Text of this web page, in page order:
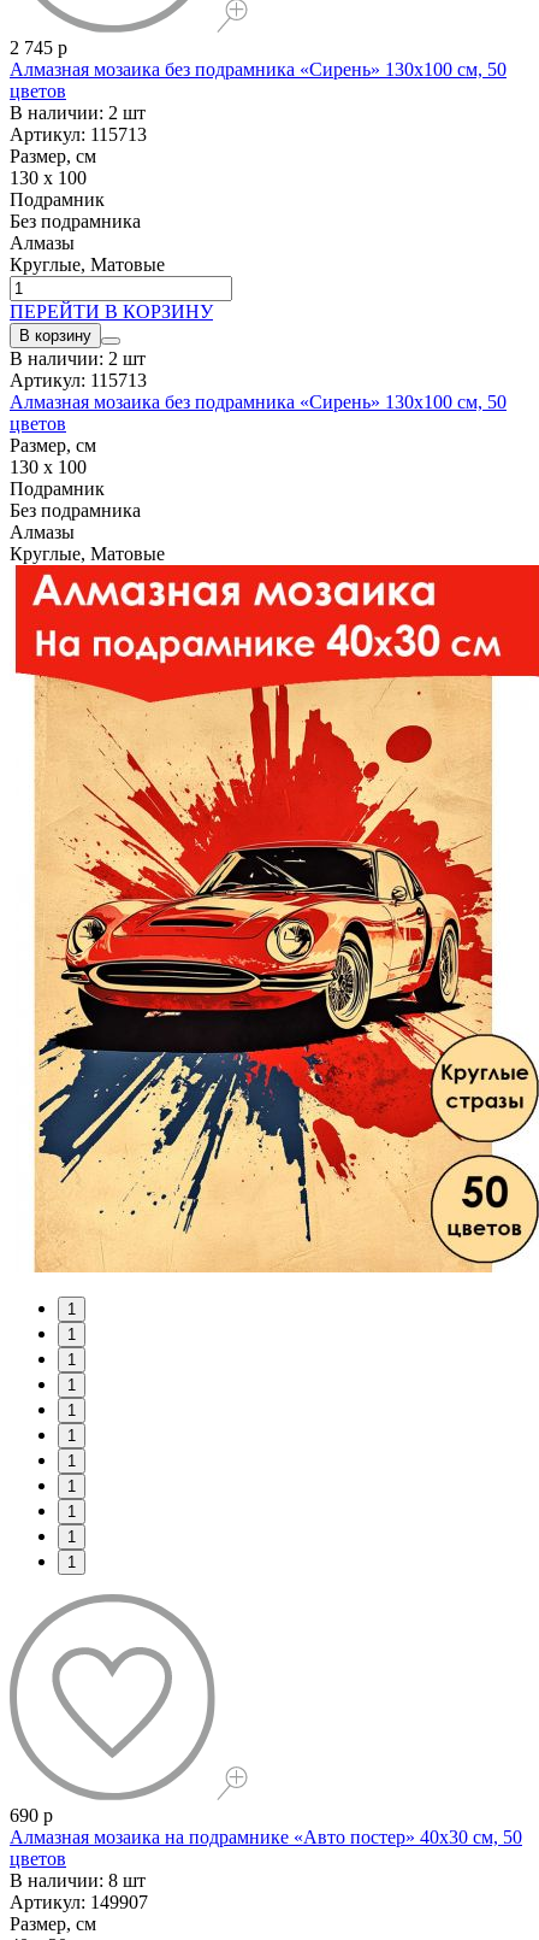
2 745 р
Алмазная мозаика без подрамника «Сирень» 130x100 см, 50
цветов
В наличии: 2 шт
Артикул: 115713
Размер, см
130 x 100
Подрамник
Без подрамника
Алмазы
Круглые, Матовые
ПЕРЕЙТИ В КОРЗИНУ
В корзину
В наличии: 2 шт
Артикул: 115713
Алмазная мозаика без подрамника «Сирень» 130x100 см, 50
цветов
Размер, см
130 x 100
Подрамник
Без подрамника
Алмазы
Круглые, Матовые
1
1
1
1
1
1
1
1
1
1
1
690 р
Алмазная мозаика на подрамнике «Авто постер» 40x30 см, 50
цветов
В наличии: 8 шт
Артикул: 149907
Размер, см